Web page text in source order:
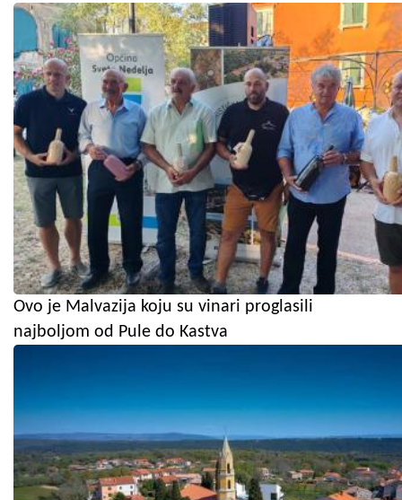
Ovo je Malvazija koju su vinari proglasili
najboljom od Pule do Kastva